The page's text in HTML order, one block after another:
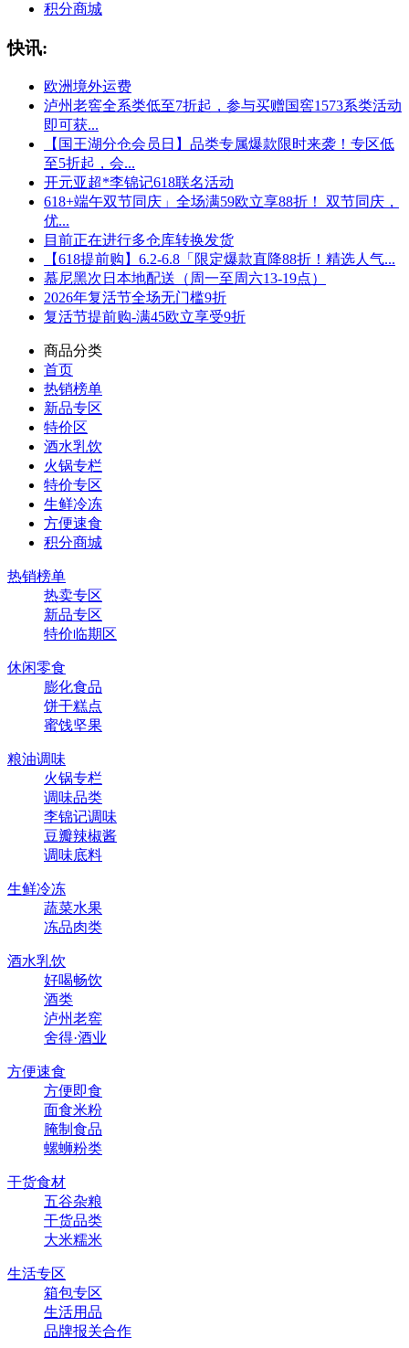
积分商城
快讯:
欧洲境外运费
泸州老窖全系类低至7折起，参与买赠国窖1573系类活动
即可获...
【国王湖分仓会员日】品类专属爆款限时来袭！专区低
至5折起，会...
开元亚超*李锦记618联名活动
618+端午双节同庆」全场满59欧立享88折！ 双节同庆，
优...
目前正在进行多仓库转换发货
【618提前购】6.2-6.8「限定爆款直降88折！精选人气...
慕尼黑次日本地配送（周一至周六13-19点）
2026年复活节全场无门槛9折
复活节提前购-满45欧立享受9折
商品分类
首页
热销榜单
新品专区
特价区
酒水乳饮
火锅专栏
特价专区
生鲜冷冻
方便速食
积分商城
热销榜单
热卖专区
新品专区
特价临期区
休闲零食
膨化食品
饼干糕点
蜜饯坚果
粮油调味
火锅专栏
调味品类
李锦记调味
豆瓣辣椒酱
调味底料
生鲜冷冻
蔬菜水果
冻品肉类
酒水乳饮
好喝畅饮
酒类
泸州老窖
舍得·酒业
方便速食
方便即食
面食米粉
腌制食品
螺蛳粉类
干货食材
五谷杂粮
干货品类
大米糯米
生活专区
箱包专区
生活用品
品牌报关合作